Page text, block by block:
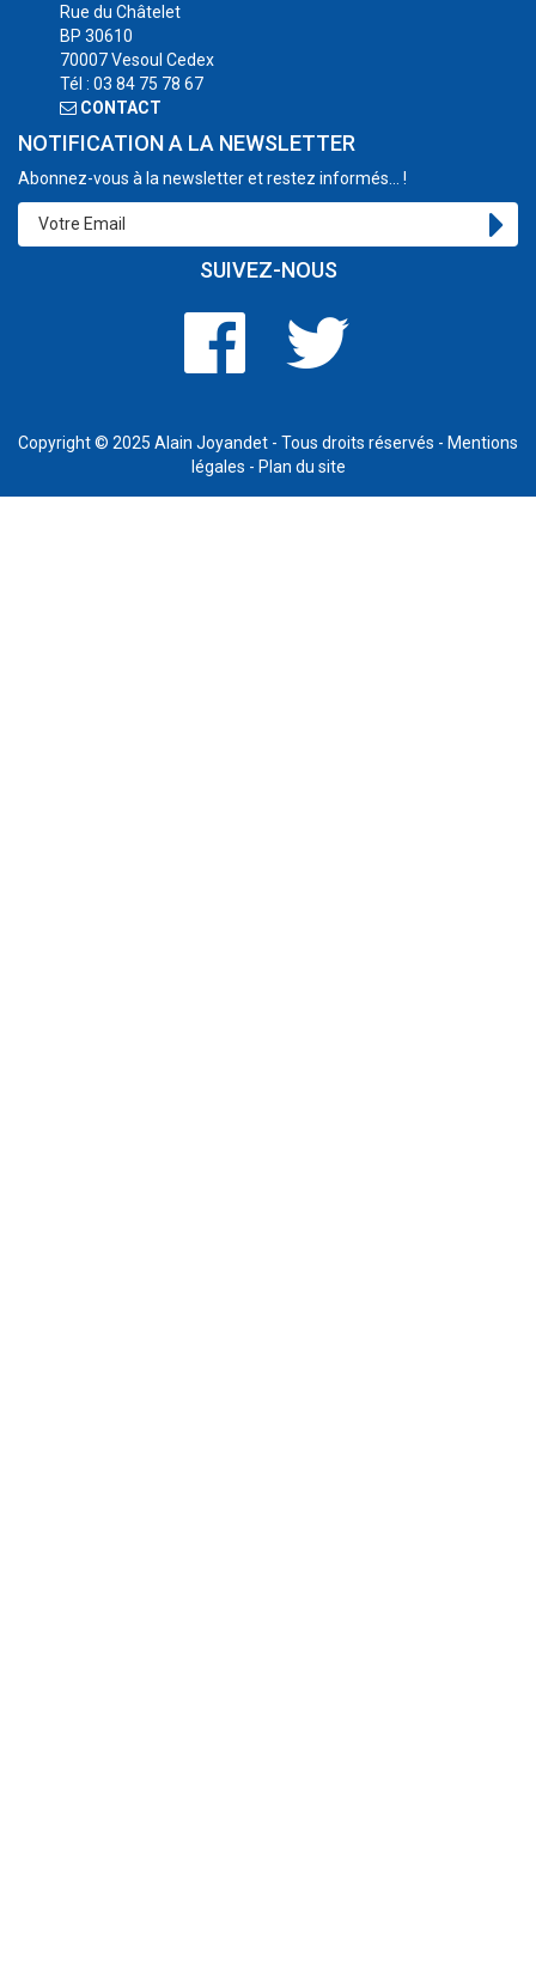
Rue du Châtelet
BP 30610
70007 Vesoul Cedex
Tél : 03 84 75 78 67
CONTACT
NOTIFICATION A LA NEWSLETTER
Abonnez-vous à la newsletter et restez informés... !
SUIVEZ-NOUS
Copyright © 2025 Alain Joyandet - Tous droits réservés - Mentions
légales - Plan du site